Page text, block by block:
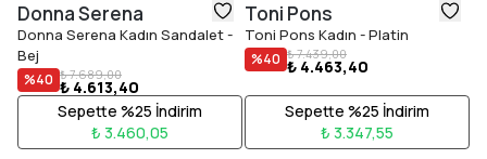
Donna Serena
Donna Serena Kadın Sandalet -
Bej
%40 ₺ 7.689,00
₺ 4.613,40
Sepette %25 İndirim
₺ 3.460,05
Toni Pons
Toni Pons Kadın - Platin
%40 ₺ 7.439,00
₺ 4.463,40
Sepette %25 İndirim
₺ 3.347,55